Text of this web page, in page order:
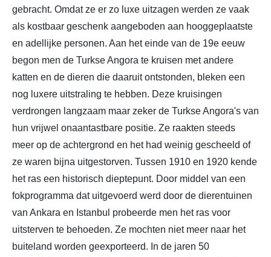
gebracht. Omdat ze er zo luxe uitzagen werden ze vaak
als kostbaar geschenk aangeboden aan hooggeplaatste
en adellijke personen. Aan het einde van de 19e eeuw
begon men de Turkse Angora te kruisen met andere
katten en de dieren die daaruit ontstonden, bleken een
nog luxere uitstraling te hebben. Deze kruisingen
verdrongen langzaam maar zeker de Turkse Angora's van
hun vrijwel onaantastbare positie. Ze raakten steeds
meer op de achtergrond en het had weinig gescheeld of
ze waren bijna uitgestorven. Tussen 1910 en 1920 kende
het ras een historisch dieptepunt. Door middel van een
fokprogramma dat uitgevoerd werd door de dierentuinen
van Ankara en Istanbul probeerde men het ras voor
uitsterven te behoeden. Ze mochten niet meer naar het
buiteland worden geexporteerd. In de jaren 50